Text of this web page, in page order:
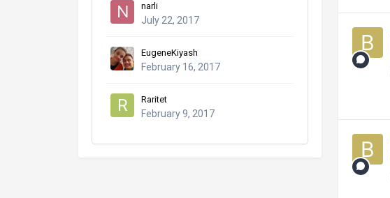
narli
July 22, 2017
EugeneKiyash
February 16, 2017
Raritet
February 9, 2017